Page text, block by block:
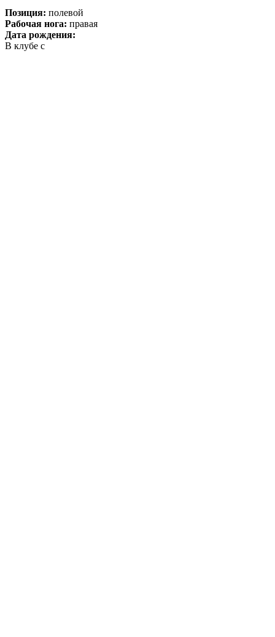
Позиция: полевой
Рабочая нога: правая
Дата рождения:
В клубе с